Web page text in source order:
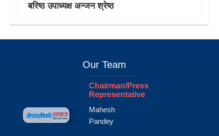
बरिष्ठ उपाध्यक्ष अन्जन श्रेष्ठ
Our Team
Chairman/Press
Representative
Mahesh
Pandey